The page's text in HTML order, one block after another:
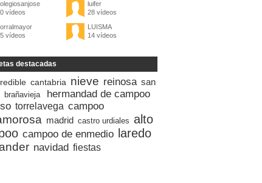
vídeos
luifer
28 vídeos
vídeos
LUISMA
14 vídeos
destacadas
cantabria nieve reinosa san
brañavieja
hermandad de campoo
torrelavega campoo
madrid castro urdiales alto
campoo de enmedio laredo
navidad fiestas